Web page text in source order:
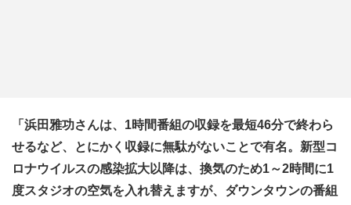
「浜田雅功さんは、1時間番組の収録を最短46分で終わら
せるなど、とにかく収録に無駄がないことで有名。新型コ
ロナウイルスの感染拡大以降は、換気のため1～2時間に1
度スタジオの空気を入れ替えますが、ダウンタウンの番組